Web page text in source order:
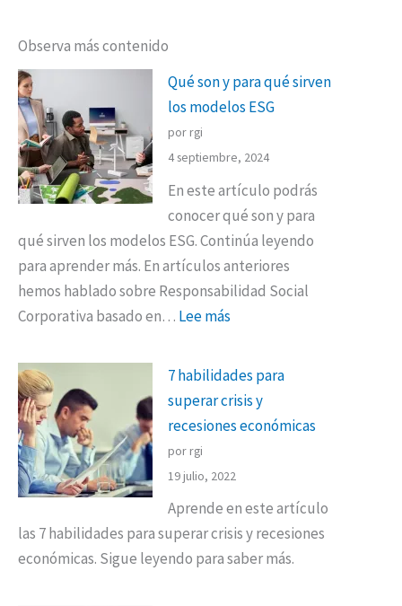
Observa más contenido
Qué son y para qué sirven
los modelos ESG
por rgi
4 septiembre, 2024
En este artículo podrás
conocer qué son y para
qué sirven los modelos ESG. Continúa leyendo
para aprender más. En artículos anteriores
hemos hablado sobre Responsabilidad Social
Corporativa basado en… Lee más
7 habilidades para
superar crisis y
recesiones económicas
por rgi
19 julio, 2022
Aprende en este artículo
las 7 habilidades para superar crisis y recesiones
económicas. Sigue leyendo para saber más.